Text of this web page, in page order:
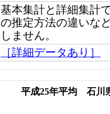
基本集計と詳細集計
の推定方法の違いな
しません。
［詳細データあり］
平成25年平均 石川